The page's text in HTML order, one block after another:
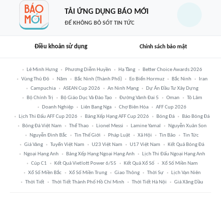
TẢI ỨNG DỤNG BÁO MỚI
ĐỂ KHÔNG BỎ SÓT TIN TỨC
Điều khoản sử dụng Chính sách bảo mật
Lê Minh Hưng Phương Diễm Huyền Hạ Tầng
Better Choice Awards 2026
Vùng Thủ Đô
Năm Bắc Ninh (thành Phố) Eo Biển Hormuz Bắc Ninh
Iran
Campuchia
ASEAN Cup 2026 An Ninh Mạng
Dự Án Đầu Tư Xây Dựng
Bộ Chính Trị
Bộ Giáo Dục Và Đào Tạo Đường Vành Đai 5 Oman
Tô Lâm
Doanh Nghiệp
Liên Bang Nga Chợ Biên Hòa
AFF Cup 2026
Lịch Thi Đấu AFF Cup 2026
Bảng Xếp Hạng AFF Cup 2026 Bóng Đá
Báo Bóng Đá
Bóng Đá Việt Nam
Thể Thao Lionel Messi Lamine Yamal
Nguyễn Xuân Son
Nguyễn Đình Bắc
Tin Thế Giới Pháp Luật Xã Hội Tin Bão
Tin Tức
Giá Vàng
Tuyển Việt Nam U23 Việt Nam U17 Việt Nam
Kết Quả Bóng Đá
Ngoại Hạng Anh
Bảng Xếp Hạng Ngoại Hạng Anh
Lịch Thi Đấu Ngoại Hạng Anh
Cúp C1
Kết Quả Vietlott Power 6/55 Kết Quả Xổ Số
Xổ Số Miền Nam
Xổ Số Miền Bắc
Xổ Số Miền Trung Giao Thông Thời Sự
Lịch Vạn Niên
Thời Tiết
Thời Tiết Thành Phố Hồ Chí Minh Thời Tiết Hà Nội Giá Xăng Dầu